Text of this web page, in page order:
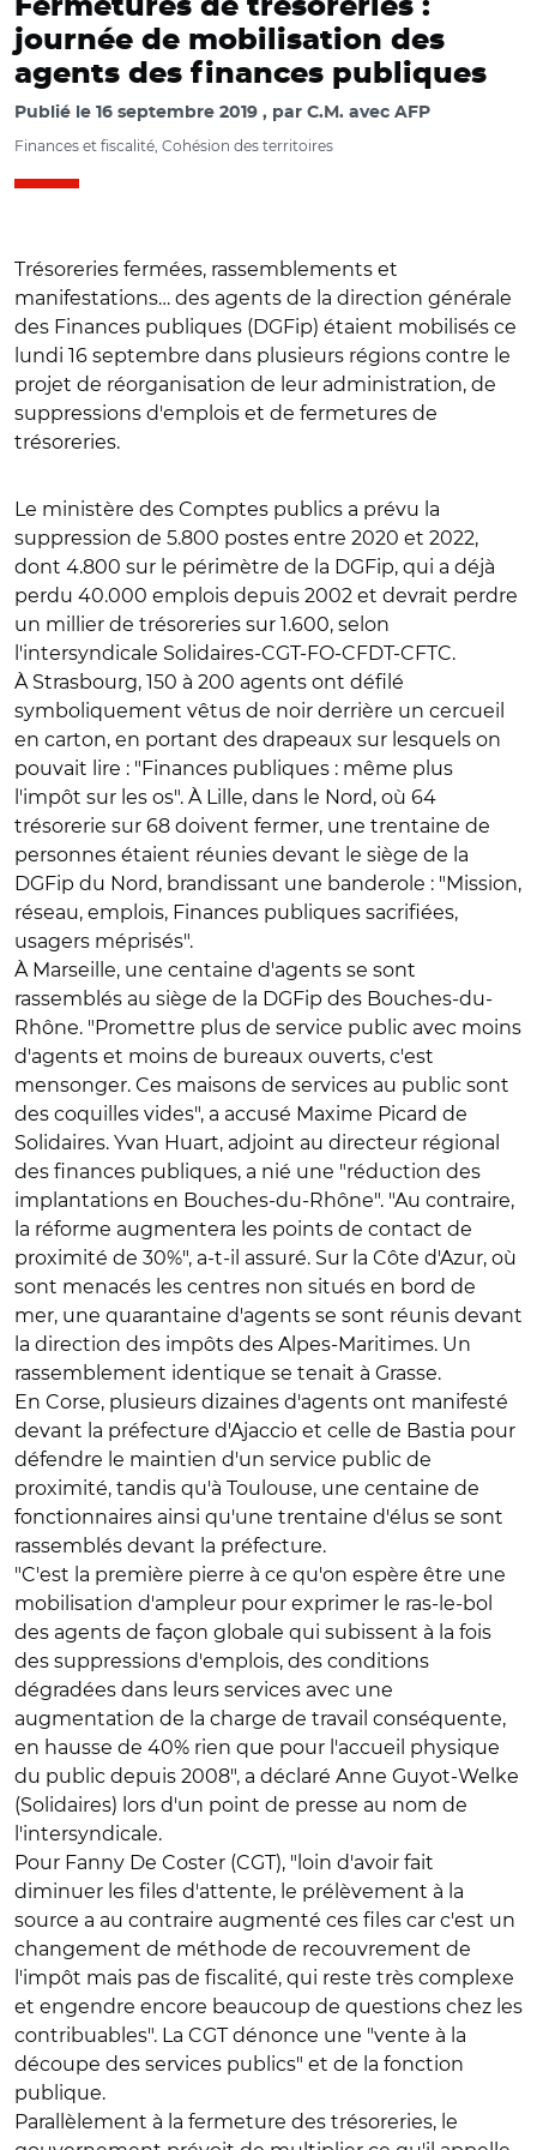
Fermetures de trésoreries :
journée de mobilisation des
agents des finances publiques
Publié le 16 septembre 2019 par C.M. avec AFP
Finances et fiscalité, Cohésion des territoires
Trésoreries fermées, rassemblements et
manifestations… des agents de la direction générale
des Finances publiques (DGFip) étaient mobilisés ce
lundi 16 septembre dans plusieurs régions contre le
projet de réorganisation de leur administration, de
suppressions d'emplois et de fermetures de
trésoreries.
Le ministère des Comptes publics a prévu la
suppression de 5.800 postes entre 2020 et 2022,
dont 4.800 sur le périmètre de la DGFip, qui a déjà
perdu 40.000 emplois depuis 2002 et devrait perdre
un millier de trésoreries sur 1.600, selon
l'intersyndicale Solidaires-CGT-FO-CFDT-CFTC.
À Strasbourg, 150 à 200 agents ont défilé
symboliquement vêtus de noir derrière un cercueil
en carton, en portant des drapeaux sur lesquels on
pouvait lire : "Finances publiques : même plus
l'impôt sur les os". À Lille, dans le Nord, où 64
trésorerie sur 68 doivent fermer, une trentaine de
personnes étaient réunies devant le siège de la
DGFip du Nord, brandissant une banderole : "Mission,
réseau, emplois, Finances publiques sacrifiées,
usagers méprisés".
À Marseille, une centaine d'agents se sont
rassemblés au siège de la DGFip des Bouches-du-
Rhône. "Promettre plus de service public avec moins
d'agents et moins de bureaux ouverts, c'est
mensonger. Ces maisons de services au public sont
des coquilles vides", a accusé Maxime Picard de
Solidaires. Yvan Huart, adjoint au directeur régional
des finances publiques, a nié une "réduction des
implantations en Bouches-du-Rhône". "Au contraire,
la réforme augmentera les points de contact de
proximité de 30%", a-t-il assuré. Sur la Côte d'Azur, où
sont menacés les centres non situés en bord de
mer, une quarantaine d'agents se sont réunis devant
la direction des impôts des Alpes-Maritimes. Un
rassemblement identique se tenait à Grasse.
En Corse, plusieurs dizaines d'agents ont manifesté
devant la préfecture d'Ajaccio et celle de Bastia pour
défendre le maintien d'un service public de
proximité, tandis qu'à Toulouse, une centaine de
fonctionnaires ainsi qu'une trentaine d'élus se sont
rassemblés devant la préfecture.
"C'est la première pierre à ce qu'on espère être une
mobilisation d'ampleur pour exprimer le ras-le-bol
des agents de façon globale qui subissent à la fois
des suppressions d'emplois, des conditions
dégradées dans leurs services avec une
augmentation de la charge de travail conséquente,
en hausse de 40% rien que pour l'accueil physique
du public depuis 2008", a déclaré Anne Guyot-Welke
(Solidaires) lors d'un point de presse au nom de
l'intersyndicale.
Pour Fanny De Coster (CGT), "loin d'avoir fait
diminuer les files d'attente, le prélèvement à la
source a au contraire augmenté ces files car c'est un
changement de méthode de recouvrement de
l'impôt mais pas de fiscalité, qui reste très complexe
et engendre encore beaucoup de questions chez les
contribuables". La CGT dénonce une "vente à la
découpe des services publics" et de la fonction
publique.
Parallèlement à la fermeture des trésoreries, le